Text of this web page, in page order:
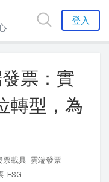
登入
票：實
轉型，為
票載具 雲端發票
ESG